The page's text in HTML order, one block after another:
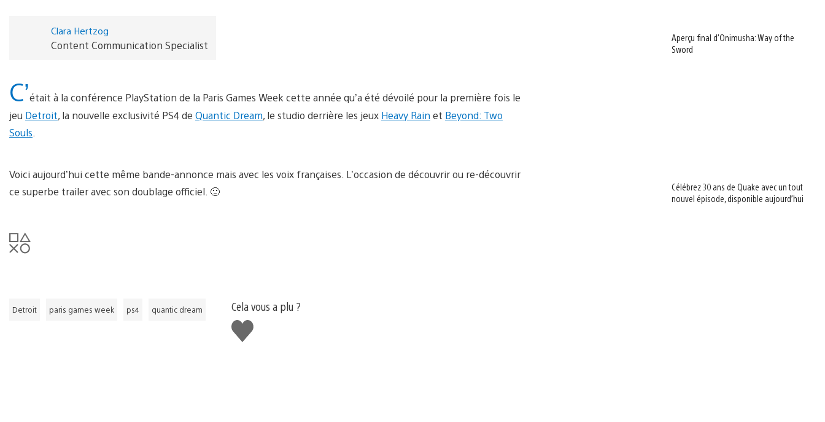
Clara Hertzog
Content Communication Specialist
C’était à la conférence PlayStation de la Paris Games Week cette année qu’a été dévoilé pour la première fois le
jeu Detroit, la nouvelle exclusivité PS4 de Quantic Dream, le studio derrière les jeux Heavy Rain et Beyond: Two
Souls
Voici aujourd’hui cette même bande-annonce mais avec les voix françaises. L’occasion de découvrir ou re-découvrir
ce superbe trailer avec son doublage officiel. 🙂
Detroit paris games week ps4 quantic dream
Cela vous a plu ?
J'aime
Aperçu final d’Onimusha: Way of the
Sword
Célébrez 30 ans de Quake avec un tout
nouvel épisode, disponible aujourd’hui